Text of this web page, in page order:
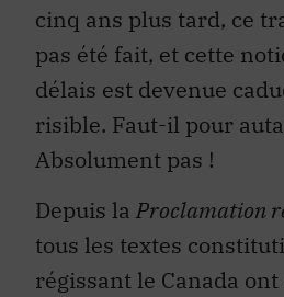
cinq ans plus tard, ce
pas été fait, et cette
délais est devenue
risible. Faut-il pour
Absolument pas !
Depuis la Proclamation
tous les textes
régissant le Canada